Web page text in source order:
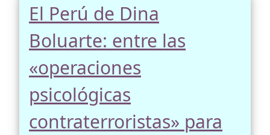
El Perú de Dina
Boluarte: entre las
«operaciones
psicológicas
contraterroristas» para